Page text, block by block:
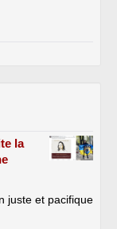
la
juste et pacifique